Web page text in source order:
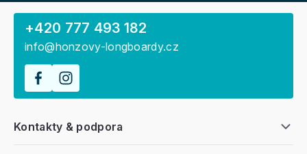
Kontakty & podpora
+420 777 493 182
info@honzovy-longboardy.cz